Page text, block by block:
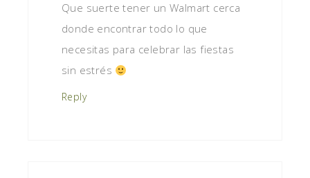
Que suerte tener un Walmart cerca
donde encontrar todo lo que
necesitas para celebrar las fiestas
sin estrés
Reply